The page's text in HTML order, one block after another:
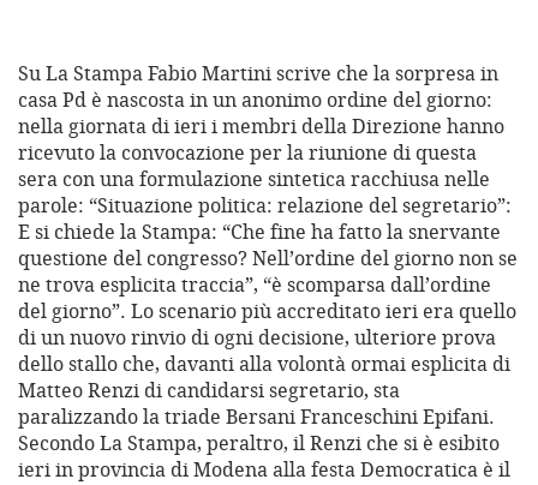
Su La Stampa Fabio Martini scrive che la sorpresa in
casa Pd è nascosta in un anonimo ordine del giorno:
nella giornata di ieri i membri della Direzione hanno
ricevuto la convocazione per la riunione di questa
sera con una formulazione sintetica racchiusa nelle
parole: “Situazione politica: relazione del segretario”:
E si chiede la Stampa: “Che fine ha fatto la snervante
questione del congresso? Nell’ordine del giorno non se
ne trova esplicita traccia”, “è scomparsa dall’ordine
del giorno”. Lo scenario più accreditato ieri era quello
di un nuovo rinvio di ogni decisione, ulteriore prova
dello stallo che, davanti alla volontà ormai esplicita di
Matteo Renzi di candidarsi segretario, sta
paralizzando la triade Bersani Franceschini Epifani.
Secondo La Stampa, peraltro, il Renzi che si è esibito
ieri in provincia di Modena alla festa Democratica è il